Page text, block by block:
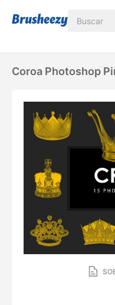
Coroa Photoshop